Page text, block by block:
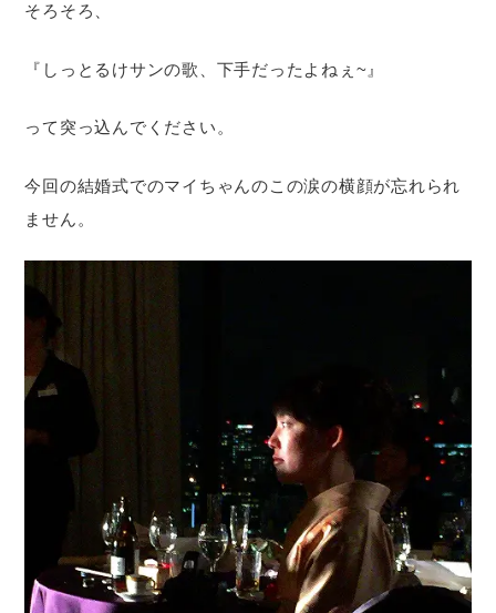
そろそろ、
『しっとるけサンの歌、下手だったよねぇ~』
って突っ込んでください。
今回の結婚式でのマイちゃんのこの涙の横顔が忘れられ
ません。